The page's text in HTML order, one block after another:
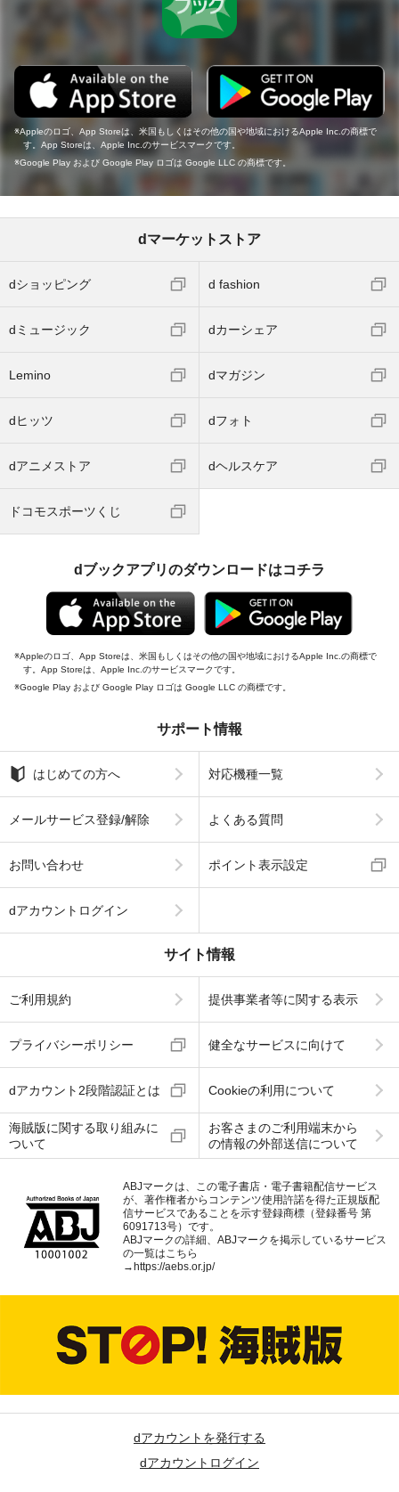
Appleのロゴ、App Storeは、米国もしくはその他の国や地域におけるApple Inc.の商標で
す。App Storeは、Apple Inc.のサービスマークです。
Google Play および Google Play ロゴは Google LLC の商標です。
dマーケットストア
dショッピング d fashion
dミュージック dカーシェア
Lemino dマガジン
dヒッツ dフォト
dアニメストア dヘルスケア
ドコモスポーツくじ
dブックアプリのダウンロードはコチラ
Appleのロゴ、App Storeは、米国もしくはその他の国や地域におけるApple Inc.の商標で
す。App Storeは、Apple Inc.のサービスマークです。
Google Play および Google Play ロゴは Google LLC の商標です。
サポート情報
はじめての方へ 対応機種一覧
メールサービス登録/解除 よくある質問
お問い合わせ ポイント表示設定
dアカウントログイン
サイト情報
ご利用規約 提供事業者等に関する表示
プライバシーポリシー 健全なサービスに向けて
dアカウント2段階認証とは Cookieの利用について
海賊版に関する取り組みに
ついて
お客さまのご利用端末から
の情報の外部送信について
ABJマークは、この電子書店・電子書籍配信サービス
が、著作権者からコンテンツ使用許諾を得た正規版配
信サービスであることを示す登録商標（登録番号 第
6091713号）です。
ABJマークの詳細、ABJマークを掲示しているサービス
の一覧はこちら
→ https://aebs.or.jp/
dアカウントを発行する
dアカウントログイン